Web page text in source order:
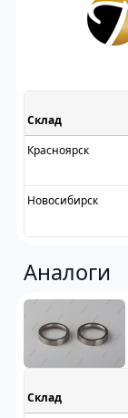
Склад
Красноярск
Новосибирск
Аналоги
Склад